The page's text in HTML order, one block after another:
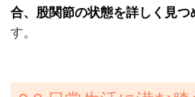
合、股関節の状態を詳しく見
す。